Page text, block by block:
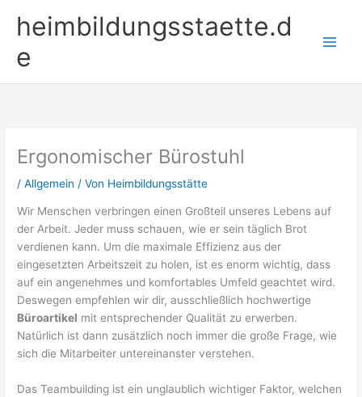
Inhaltheimbildungsstaette.d
e
Ergonomischer Bürostuhl
/Allgemein / Von Heimbildungsstätte
Wir Menschen verbringen einen Großteil unseres Lebens auf
der Arbeit. Jeder muss schauen, wie er sein täglich Brot
verdienen kann. Um die maximale Effizienz aus der
eingesetzten Arbeitszeit zu holen, ist es enorm wichtig, dass
auf ein angenehmes und komfortables Umfeld geachtet wird.
Deswegen empfehlen wir dir, ausschließlich hochwertige
Büroartikel mit entsprechender Qualität zu erwerben.
Natürlich ist dann zusätzlich noch immer die große Frage, wie
sich die Mitarbeiter untereinanster verstehen.
Das Teambuilding ist ein unglaublich wichtiger Faktor, welchen